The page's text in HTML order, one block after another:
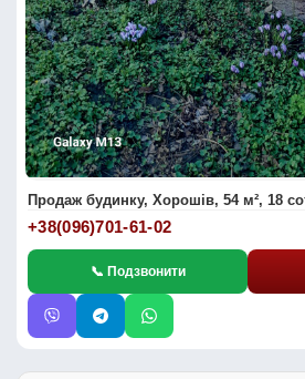
Продаж будинку, Хорошів, 54 м², 18
+38(096)701-61-02
📞 Подзвонити